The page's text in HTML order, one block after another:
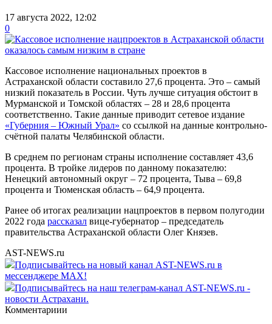
17 августа 2022, 12:02
0
Кассовое исполнение национальных проектов в
Астраханской области составило 27,6 процента. Это – самый
низкий показатель в России. Чуть лучше ситуация обстоит в
Мурманской и Томской областях – 28 и 28,6 процента
соответственно. Такие данные приводит сетевое издание
«Губерния – Южный Урал» со ссылкой на данные контрольно-
счётной палаты Челябинской области.
В среднем по регионам страны исполнение составляет 43,6
процента. В тройке лидеров по данному показателю:
Ненецкий автономный округ – 72 процента, Тыва – 69,8
процента и Тюменская область – 64,9 процента.
Ранее об итогах реализации нацпроектов в первом полугодии
2022 года рассказал вице-губернатор – председатель
правительства Астраханской области Олег Князев.
AST-NEWS.ru
Подписывайтесь на новый канал AST-NEWS.ru в
мессенджере MAX!
Подписывайтесь на наш телеграм-канал AST-NEWS.ru -
новости Астрахани.
Комментариии